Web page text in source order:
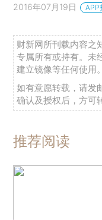
2016年07月19日 APP
财新网所刊载内容之
专属所有或持有。未
建立镜像等任何使用。
如有意愿转载，请发
确认及授权后，方可
推荐阅读